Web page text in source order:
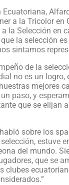
a la Tricolor en
la Selección en
la selección
sintamos
de la
no es un
mejores
paso, y
que se elijan
sobre los
estuve
del mundo.
que se
clubes